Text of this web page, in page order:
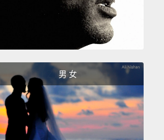
天毫無疲態地奔跑。
measuring around twenty-two
water-repellent coat with a
shades of golden coloring.A
lighter than what it will be
at a puppy's ears is a good
will be when it grows up.
男 女